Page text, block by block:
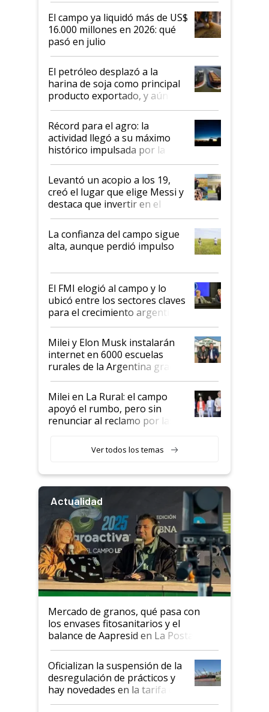
El campo ya liquidó más de US$
16.000 millones en 2026: qué
pasó en julio
El petróleo desplazó a la
harina de soja como principal
producto exportado, y aún así
el agro aportó casi seis de cada
diez dólares y sostuvo el
liderazgo en un semestre
récord
Récord para el agro: la
actividad llegó a su máximo
histórico impulsada por la
cosecha y las exportaciones
Levantó un acopio a los 19,
creó el lugar que elige Messi y
destaca que invertir en el
kirchnerismo era como "darle
plata a un hijo para droga":
Juan Félix Rossetti, el libertario
que de una dura crisis salió
de Milei
La confianza del campo sigue
alta, aunque perdió impulso
El FMI elogió al campo y lo
ubicó entre los sectores claves
para el crecimiento argentino
Milei y Elon Musk instalarán
internet en 6000 escuelas
rurales de la Argentina gracias
a un acuerdo con Starlink
Milei en La Rural: el campo
apoyó el rumbo, pero sin
renunciar al reclamo por las
Ver todos los temas
Actualidad
Mercado de granos, qué pasa con
los envases fitosanitarios y el
balance de Aapresid en La Posta
Oficializan la suspensión de la
desregulación de prácticos y
hay novedades en la tarifa de
la hidrovía